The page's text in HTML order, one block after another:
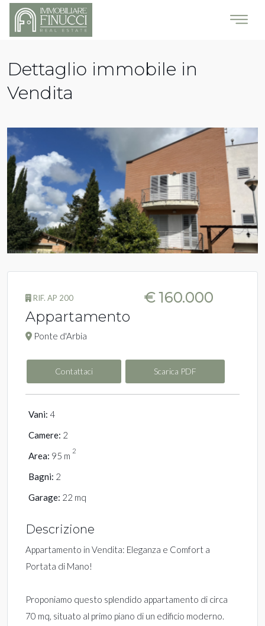
Dettaglio immobile in
Vendita
RIF. AP 200
Appartamento
Ponte d'Arbia
€ 160.000
Contattaci Scarica PDF
Vani: 4
Camere: 2
Area: 95 m 2
Bagni: 2
Garage: 22 mq
Descrizione
Appartamento in Vendita: Eleganza e Comfort a
Portata di Mano!
Proponiamo questo splendido appartamento di circa
70 mq, situato al primo piano di un edificio moderno.